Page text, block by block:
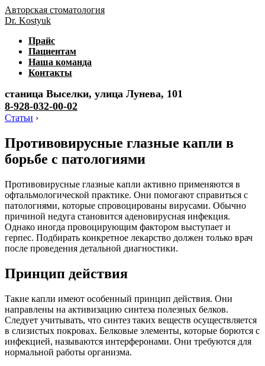
Авторская стоматология
Dr. Kostyuk
Прайс
Пациентам
Наша команда
Контакты
станица Выселки, улица Лунева, 101
8-928-032-00-02
Статьи ›
Противовирусные глазные капли в
борьбе с патологиями
Противовирусные глазные капли активно применяются в
офтальмологической практике. Они помогают справиться с
патологиями, которые спровоцированы вирусами. Обычно
причиной недуга становится аденовирусная инфекция.
Однако иногда провоцирующим фактором выступает и
герпес. Подбирать конкретное лекарство должен только врач
после проведения детальной диагностики.
Принцип действия
Такие капли имеют особенный принцип действия. Они
направлены на активизацию синтеза полезных белков.
Следует учитывать, что синтез таких веществ осуществляется
в слизистых покровах. Белковые элементы, которые борются с
инфекцией, называются интерферонами. Они требуются для
нормальной работы организма.